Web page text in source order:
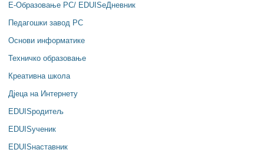
Е-Образовање РС/ EDUISeДневник
Педагошки завод РС
Основи информатике
Техничко образовање
Креативна школа
Дјеца на Интернету
EDUISродитељ
EDUISученик
EDUISнаставник